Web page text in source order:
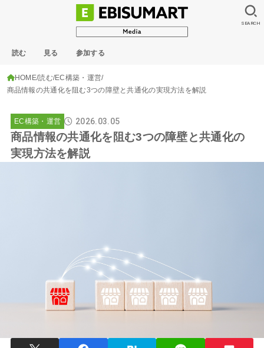
読む 見る 参加する
SEARCH
HOME 読む EC構築・運営
商品情報の共通化を阻む3つの障壁と共通化の実現方法を解説
EC構築・運営 2026.03.05
商品情報の共通化を阻む3つの障壁と共通化の
実現方法を解説